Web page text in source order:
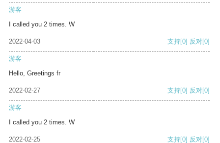
游客
I called you 2 times. W
2022-04-03 支持[0] 反对[0]
游客
Hello, Greetings fr
2022-02-27 支持[0] 反对[0]
游客
I called you 2 times. W
2022-02-25 支持[0] 反对[0]